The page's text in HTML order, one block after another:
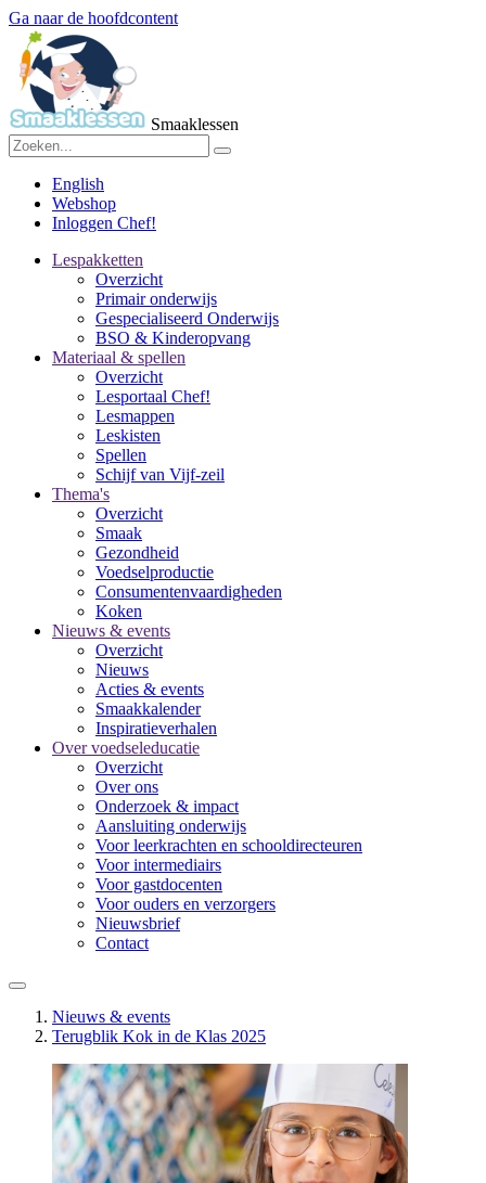
Ga naar de hoofdcontent
Smaaklessen
English
Webshop
Inloggen Chef!
Lespakketten
Overzicht
Primair onderwijs
Gespecialiseerd Onderwijs
BSO & Kinderopvang
Materiaal & spellen
Overzicht
Lesportaal Chef!
Lesmappen
Leskisten
Spellen
Schijf van Vijf-zeil
Thema's
Overzicht
Smaak
Gezondheid
Voedselproductie
Consumentenvaardigheden
Koken
Nieuws & events
Overzicht
Nieuws
Acties & events
Smaakkalender
Inspiratieverhalen
Over voedseleducatie
Overzicht
Over ons
Onderzoek & impact
Aansluiting onderwijs
Voor leerkrachten en schooldirecteuren
Voor intermediairs
Voor gastdocenten
Voor ouders en verzorgers
Nieuwsbrief
Contact
Nieuws & events
Terugblik Kok in de Klas 2025